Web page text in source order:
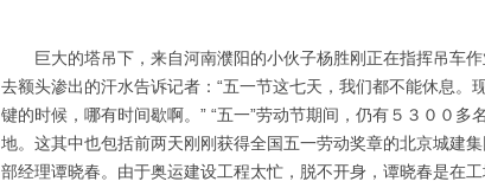
巨大的塔吊下，来自河南濮阳的小伙子杨胜刚正在指挥吊车作
去额头渗出的汗水告诉记者：“五一节这七天，我们都不能休息。
键的时候，哪有时间歇啊。” “五一”劳动节期间，仍有５３００多
地。这其中也包括前两天刚刚获得全国五一劳动奖章的北京城建
部经理谭晓春。由于奥运建设工程太忙，脱不开身，谭晓春是在